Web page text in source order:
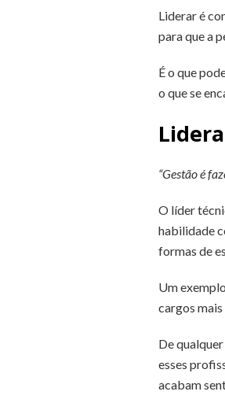
Liderar é
para que a
É o que
o que se
“Gestão é
O líder
habilidade
formas de
Um
cargos
De
esses
acabam